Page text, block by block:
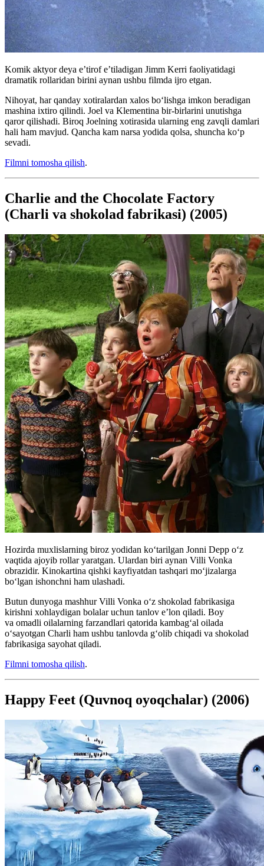
Komik aktyor deya e’tirof e’tiladigan Jimm Kerri faoliyatidagi
dramatik rollaridan birini aynan ushbu filmda ijro etgan.
Nihoyat, har qanday xotiralardan xalos bo‘lishga imkon beradigan
mashina ixtiro qilindi. Joel va Klementina bir-birlarini unutishga
qaror qilishadi. Biroq Joelning xotirasida ularning eng zavqli damlari
hali ham mavjud. Qancha kam narsa yodida qolsa, shuncha ko‘p
sevadi.
Filmni tomosha qilish.
Charlie and the Chocolate Factory
(Charli va shokolad fabrikasi) (2005)
Hozirda muxlislarning biroz yodidan koʻtarilgan Jonni Depp oʻz
vaqtida ajoyib rollar yaratgan. Ulardan biri aynan Villi Vonka
obrazidir. Kinokartina qishki kayfiyatdan tashqari moʻjizalarga
boʻlgan ishonchni ham ulashadi.
Butun dunyoga mashhur Villi Vonka oʻz shokolad fabrikasiga
kirishni xohlaydigan bolalar uchun tanlov e’lon qiladi. Boy
va omadli oilalarning farzandlari qatorida kambagʻal oilada
oʻsayotgan Charli ham ushbu tanlovda gʻolib chiqadi va shokolad
fabrikasiga sayohat qiladi.
Filmni tomosha qilish.
Happy Feet (Quvnoq oyoqchalar) (2006)